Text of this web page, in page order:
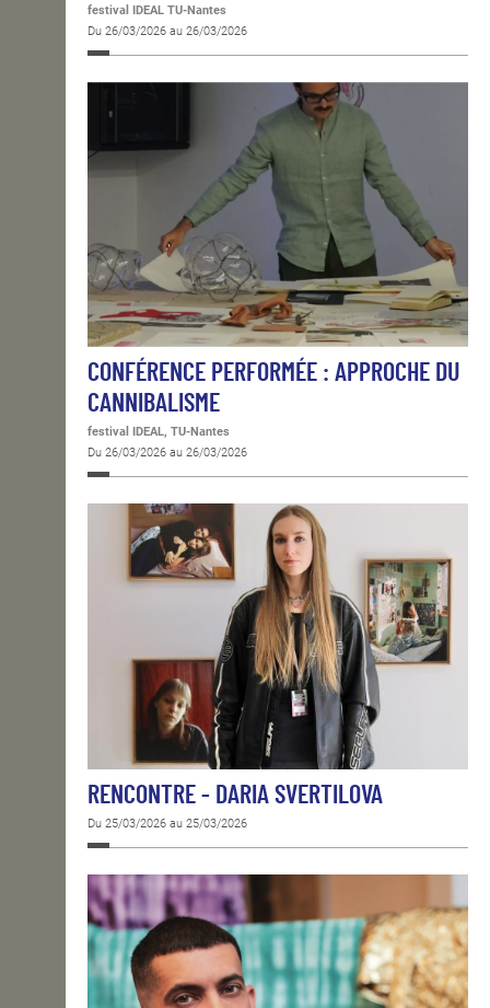
festival IDEAL TU-Nantes
Du 26/03/2026 au 26/03/2026
CONFÉRENCE PERFORMÉE : APPROCHE DU
CANNIBALISME
festival IDEAL, TU-Nantes
Du 26/03/2026 au 26/03/2026
RENCONTRE - DARIA SVERTILOVA
Du 25/03/2026 au 25/03/2026